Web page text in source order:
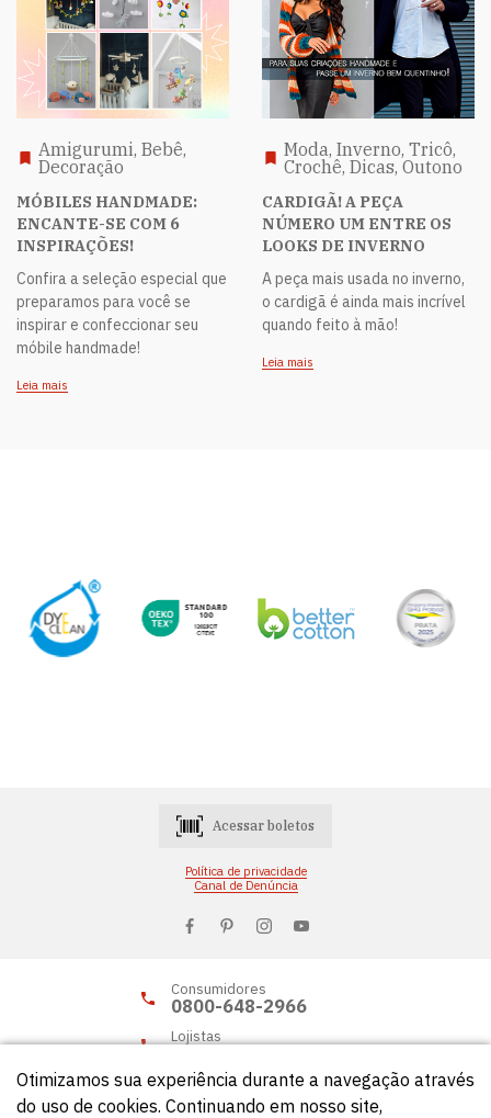
Amigurumi, Bebê,
Decoração
MÓBILES HANDMADE:
ENCANTE-SE COM 6
INSPIRAÇÕES!
Confira a seleção especial que
preparamos para você se
inspirar e confeccionar seu
móbile handmade!
Leia mais
Moda, Inverno, Tricô,
Crochê, Dicas, Outono
CARDIGÃ! A PEÇA
NÚMERO UM ENTRE OS
LOOKS DE INVERNO
A peça mais usada no inverno,
o cardigã é ainda mais incrível
quando feito à mão!
Leia mais
Acessar boletos
Política de privacidade
Canal de Denúncia
Consumidores
0800-648-2966
Lojistas
Otimizamos sua experiência durante a navegação através
do uso de cookies. Continuando em nosso site,